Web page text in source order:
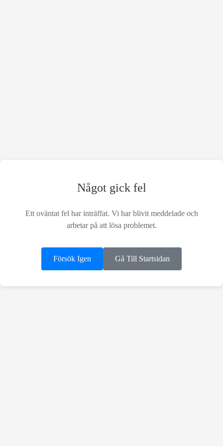
Något gick fel
Ett oväntat fel har inträffat. Vi har blivit meddelade och
arbetar på att lösa problemet.
Försök Igen Gå Till Startsidan